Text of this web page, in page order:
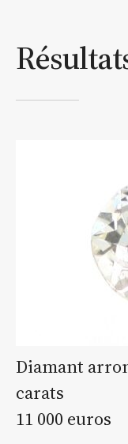
Diamant
carats
11 000 euros